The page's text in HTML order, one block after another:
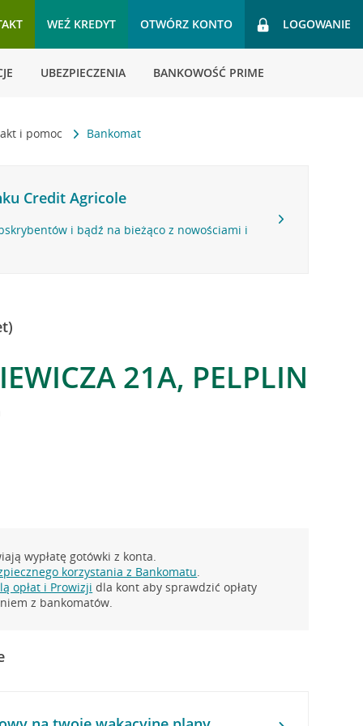
WEŹ KREDYT OTWÓRZ KONTO LOGOWANIE
UBEZPIECZENIA BANKOWOŚĆ PRIME
i pomoc Bankomat
Credit Agricole
i bądź na bieżąco z nowościami i
21A, PELPLIN
wypłatę gotówki z konta.
korzystania z Bankomatu.
opłat i Prowizji dla kont aby sprawdzić opłaty
z bankomatów.